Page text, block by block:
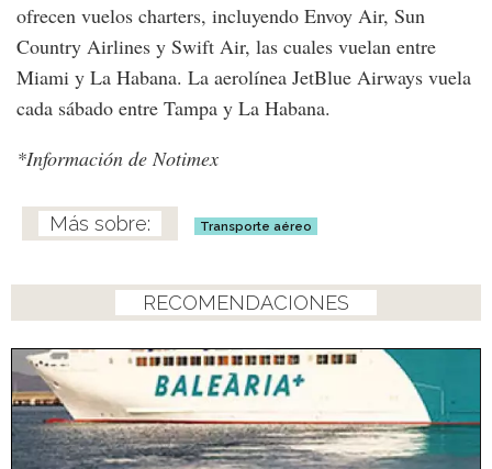
ofrecen vuelos charters, incluyendo Envoy Air, Sun
Country Airlines y Swift Air, las cuales vuelan entre
Miami y La Habana. La aerolínea JetBlue Airways vuela
cada sábado entre Tampa y La Habana.
*Información de Notimex
Transporte aéreo
RECOMENDACIONES